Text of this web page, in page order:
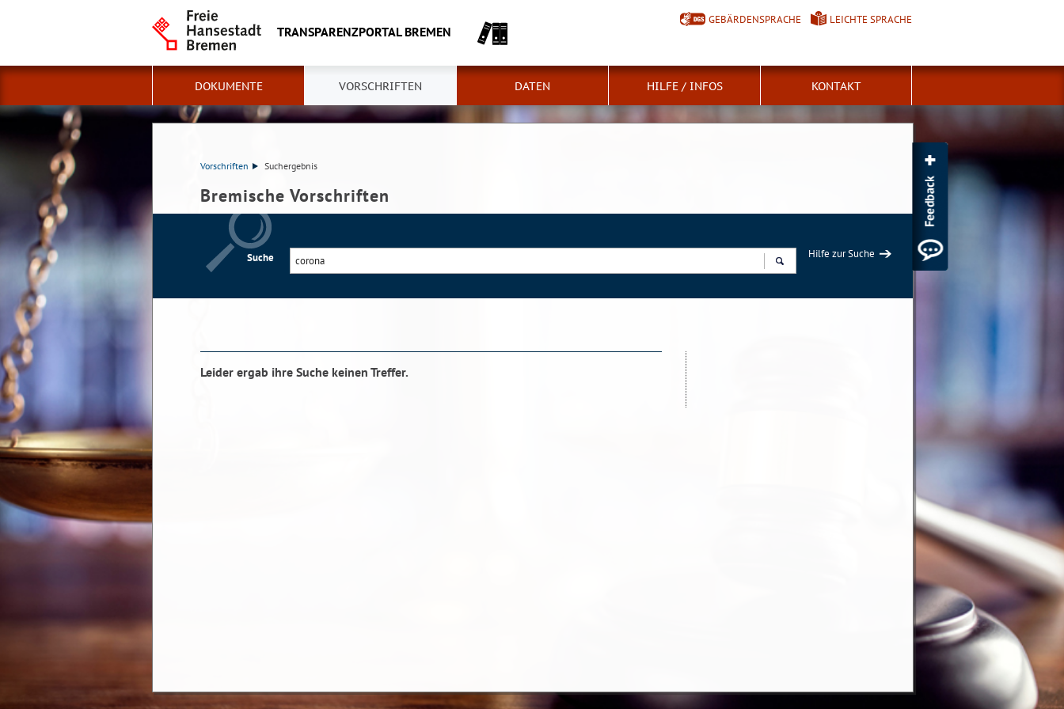
TRANSPARENZPORTAL BREMEN
GEBÄRDENSPRACHE LEICHTE SPRACHE
DOKUMENTE VORSCHRIFTEN DATEN HILFE / INFOS KONTAKT
Vorschriften Suchergebnis
Bremische Vorschriften
Suche
Hilfe zur Suche
Leider ergab ihre Suche keinen Treffer.